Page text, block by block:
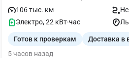
106 тыс. км
Электро, 22 кВт·час
Готов к проверкам Доставка в
5 часов назад